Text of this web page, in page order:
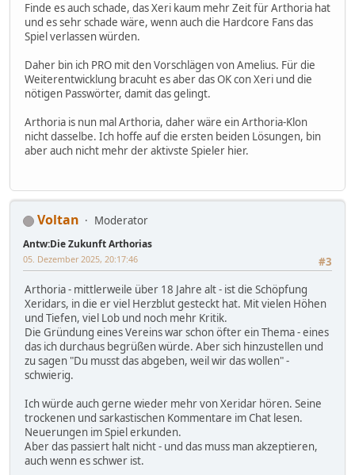
Finde es auch schade, das Xeri kaum mehr Zeit für Arthoria hat
und es sehr schade wäre, wenn auch die Hardcore Fans das
Spiel verlassen würden.
Daher bin ich PRO mit den Vorschlägen von Amelius. Für die
Weiterentwicklung bracuht es aber das OK con Xeri und die
nötigen Passwörter, damit das gelingt.
Arthoria is nun mal Arthoria, daher wäre ein Arthoria-Klon
nicht dasselbe. Ich hoffe auf die ersten beiden Lösungen, bin
aber auch nicht mehr der aktivste Spieler hier.
Voltan Moderator
Antw:Die Zukunft Arthorias
#3
05. Dezember 2025, 20:17:46
Arthoria - mittlerweile über 18 Jahre alt - ist die Schöpfung
Xeridars, in die er viel Herzblut gesteckt hat. Mit vielen Höhen
und Tiefen, viel Lob und noch mehr Kritik.
Die Gründung eines Vereins war schon öfter ein Thema - eines
das ich durchaus begrüßen würde. Aber sich hinzustellen und
zu sagen "Du musst das abgeben, weil wir das wollen" -
schwierig.
Ich würde auch gerne wieder mehr von Xeridar hören. Seine
trockenen und sarkastischen Kommentare im Chat lesen.
Neuerungen im Spiel erkunden.
Aber das passiert halt nicht - und das muss man akzeptieren,
auch wenn es schwer ist.